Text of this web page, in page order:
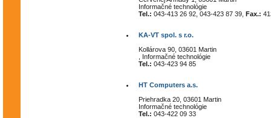
Informačné technológie
Tel.: 043-413 26 92, 043-423 87 39, Fax.:
KA-VT spol. s r.o.
Kollárova 90, 03601 Martin
, Informačné technológie
Tel.: 043-423 94 85
HT Computers a.s.
Priehradka 20, 03601 Martin
Informačné technológie
Tel.: 043-422 09 33